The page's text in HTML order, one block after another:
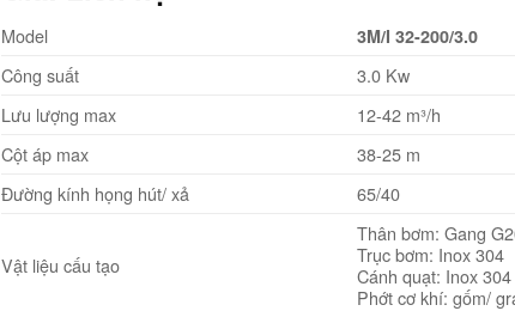
Model 3M/I 32-200/3.0
Công suất
3.0 Kw
Lưu lượng max
12-42 m³/h
Cột áp max
38-25 m
Đường kính họng hút/ xả
65/40
Vật liệu cấu tạo
Thân bơm: Gang
Trục bơm: Inox 304
Cánh quạt: Inox 304
Phớt cơ khí: gốm/